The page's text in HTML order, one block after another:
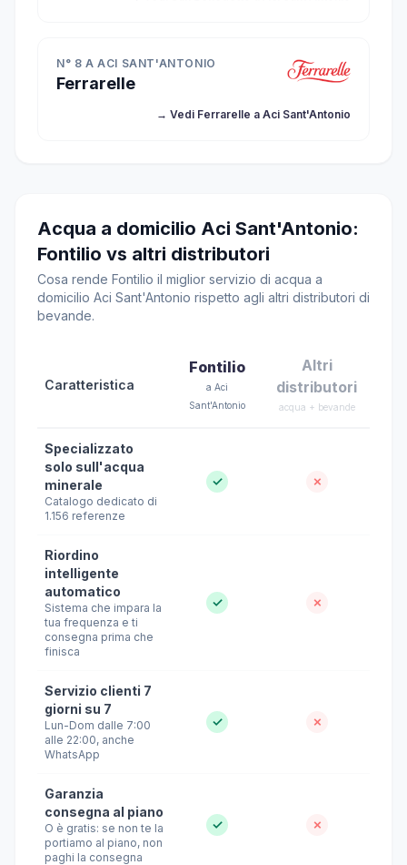
N° 8 A ACI SANT'ANTONIO
Ferrarelle
→ Vedi Ferrarelle a Aci Sant'Antonio
Acqua a domicilio Aci Sant'Antonio:
Fontilio vs altri distributori
Cosa rende Fontilio il miglior servizio di acqua a
domicilio Aci Sant'Antonio rispetto agli altri distributori di
bevande.
Caratteristica
Fontilio
a Aci
Sant'Antonio
Altri
distributori
acqua + bevande
Specializzato
solo sull'acqua
minerale
Catalogo dedicato di
1.156 referenze
✓ ✗
Riordino
intelligente
automatico
Sistema che impara la
tua frequenza e ti
consegna prima che
finisca
✓ ✗
Servizio clienti 7
giorni su 7
Lun-Dom dalle 7:00
alle 22:00, anche
WhatsApp
✓ ✗
Garanzia
consegna al piano
O è gratis: se non te la
portiamo al piano, non
paghi la consegna
✓ ✗